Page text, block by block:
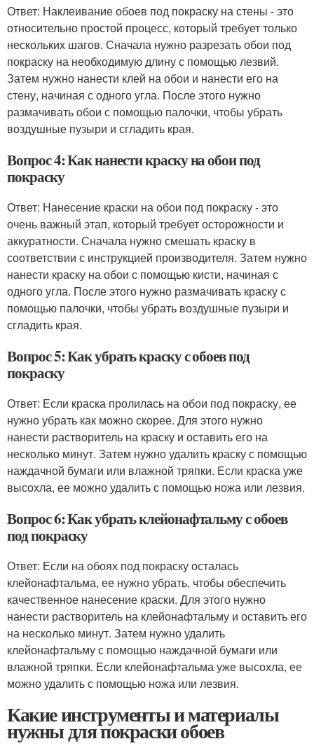
Ответ: Наклеивание обоев под покраску на стены - это
относительно простой процесс, который требует только
нескольких шагов. Сначала нужно разрезать обои под
покраску на необходимую длину с помощью лезвий.
Затем нужно нанести клей на обои и нанести его на
стену, начиная с одного угла. После этого нужно
размачивать обои с помощью палочки, чтобы убрать
воздушные пузыри и сгладить края.
Вопрос 4: Как нанести краску на обои под
покраску
Ответ: Нанесение краски на обои под покраску - это
очень важный этап, который требует осторожности и
аккуратности. Сначала нужно смешать краску в
соответствии с инструкцией производителя. Затем нужно
нанести краску на обои с помощью кисти, начиная с
одного угла. После этого нужно размачивать краску с
помощью палочки, чтобы убрать воздушные пузыри и
сгладить края.
Вопрос 5: Как убрать краску с обоев под
покраску
Ответ: Если краска пролилась на обои под покраску, ее
нужно убрать как можно скорее. Для этого нужно
нанести растворитель на краску и оставить его на
несколько минут. Затем нужно удалить краску с помощью
наждачной бумаги или влажной тряпки. Если краска уже
высохла, ее можно удалить с помощью ножа или лезвия.
Вопрос 6: Как убрать клейонафтальму с обоев
под покраску
Ответ: Если на обоях под покраску осталась
клейонафтальма, ее нужно убрать, чтобы обеспечить
качественное нанесение краски. Для этого нужно
нанести растворитель на клейонафтальму и оставить его
на несколько минут. Затем нужно удалить
клейонафтальму с помощью наждачной бумаги или
влажной тряпки. Если клейонафтальма уже высохла, ее
можно удалить с помощью ножа или лезвия.
Какие инструменты и материалы
нужны для покраски обоев